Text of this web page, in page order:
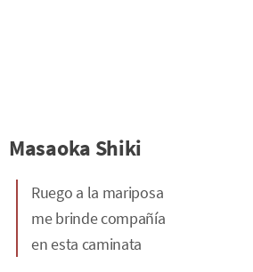
Masaoka Shiki
Ruego a la mariposa
me brinde compañía
en esta caminata